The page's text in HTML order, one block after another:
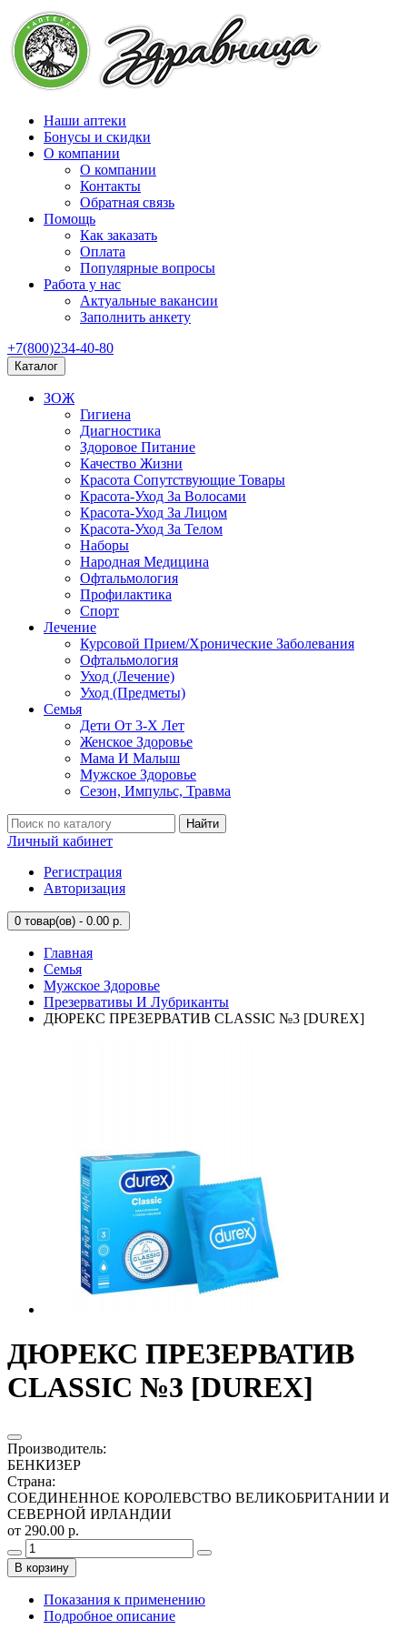
Наши аптеки
Бонусы и скидки
О компании
О компании
Контакты
Обратная связь
Помощь
Как заказать
Оплата
Популярные вопросы
Работа у нас
Актуальные вакансии
Заполнить анкету
+7(800)234-40-80
Каталог
ЗОЖ
Гигиена
Диагностика
Здоровое Питание
Качество Жизни
Красота Сопутствующие Товары
Красота-Уход За Волосами
Красота-Уход За Лицом
Красота-Уход За Телом
Наборы
Народная Медицина
Офтальмология
Профилактика
Спорт
Лечение
Курсовой Прием/Хронические Заболевания
Офтальмология
Уход (Лечение)
Уход (Предметы)
Семья
Дети От 3-Х Лет
Женское Здоровье
Мама И Малыш
Мужское Здоровье
Сезон, Импульс, Травма
Найти
Личный кабинет
Регистрация
Авторизация
0 товар(ов) - 0.00 р.
Главная
Семья
Мужское Здоровье
Презервативы И Лубриканты
ДЮРЕКС ПРЕЗЕРВАТИВ CLASSIC №3 [DUREX]
ДЮРЕКС ПРЕЗЕРВАТИВ
CLASSIC №3 [DUREX]
Производитель:
БЕНКИЗЕР
Страна:
СОЕДИНЕННОЕ КОРОЛЕВСТВО ВЕЛИКОБРИТАНИИ И
СЕВЕРНОЙ ИРЛАНДИИ
от 290.00 р.
В корзину
Показания к применению
Подробное описание